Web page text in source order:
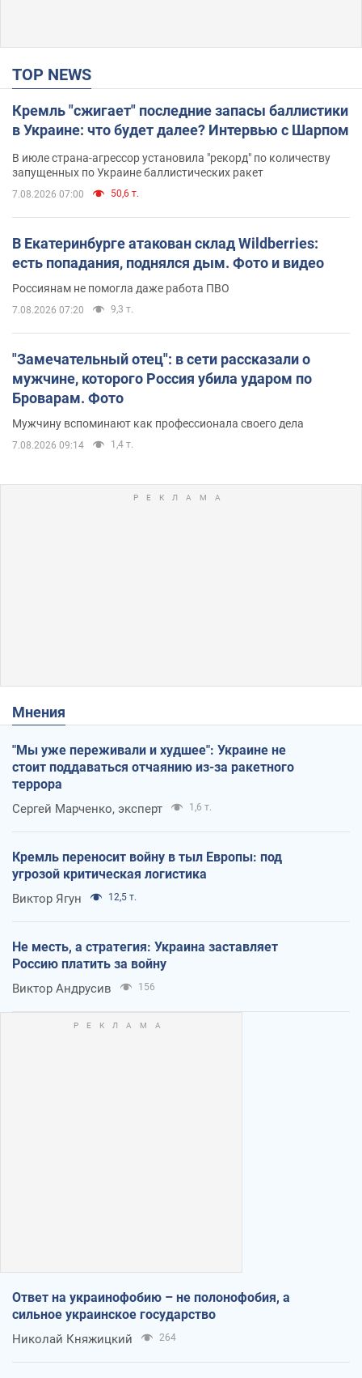
TOP NEWS
Кремль "сжигает" последние запасы баллистики
в Украине: что будет далее? Интервью с Шарпом
В июле страна-агрессор установила "рекорд" по количеству
запущенных по Украине баллистических ракет
7.08.2026 07:00 50,6 т.
В Екатеринбурге атакован склад Wildberries:
есть попадания, поднялся дым. Фото и видео
Россиянам не помогла даже работа ПВО
7.08.2026 07:20 9,3 т.
"Замечательный отец": в сети рассказали о
мужчине, которого Россия убила ударом по
Броварам. Фото
Мужчину вспоминают как профессионала своего дела
7.08.2026 09:14 1,4 т.
Мнения
"Мы уже переживали и худшее": Украине не
стоит поддаваться отчаянию из-за ракетного
террора
Сергей Марченко, эксперт 1,6 т.
Кремль переносит войну в тыл Европы: под
угрозой критическая логистика
Виктор Ягун 12,5 т.
Не месть, а стратегия: Украина заставляет
Россию платить за войну
Виктор Андрусив 156
Ответ на украинофобию – не полонофобия, а
сильное украинское государство
Николай Княжицкий 264